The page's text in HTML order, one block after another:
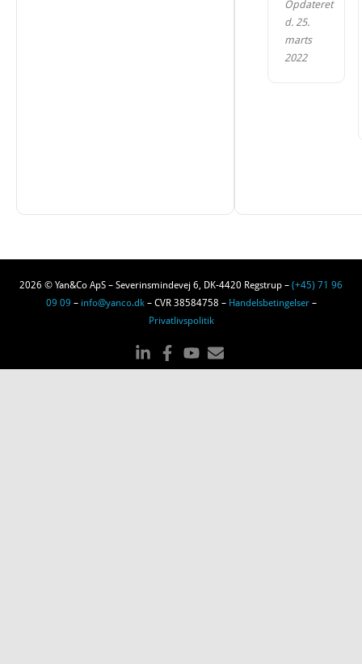
Opdateret
d. 25.
marts
2022
2026 © Yan&Co ApS – Severinsmindevej 6, DK-4420 Regstrup –(+45) 71 96
09 09 – info@yanco.dk– CVR 38584758 – Handelsbetingelser–
Privatlivspolitik